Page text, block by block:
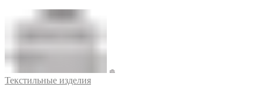
Текстильные изделия